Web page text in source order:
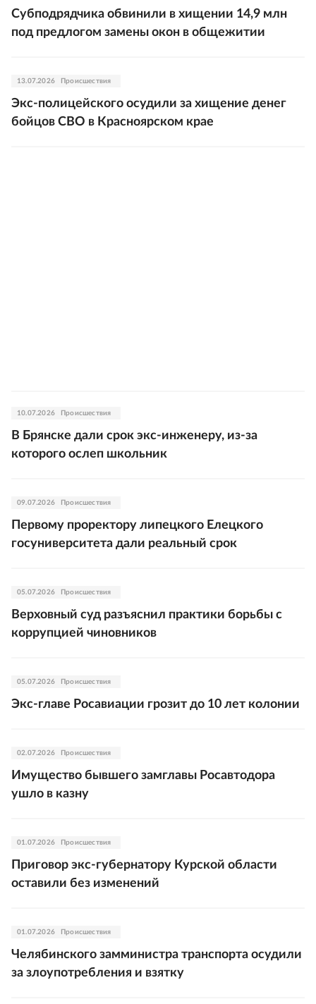
Субподрядчика обвинили в хищении 14,9 млн
под предлогом замены окон в общежитии
13.07.2026 Происшествия
Экс-полицейского осудили за хищение денег
бойцов СВО в Красноярском крае
10.07.2026 Происшествия
В Брянске дали срок экс-инженеру, из-за
которого ослеп школьник
09.07.2026 Происшествия
Первому проректору липецкого Елецкого
госуниверситета дали реальный срок
05.07.2026 Происшествия
Верховный суд разъяснил практики борьбы с
коррупцией чиновников
05.07.2026 Происшествия
Экс-главе Росавиации грозит до 10 лет колонии
02.07.2026 Происшествия
Имущество бывшего замглавы Росавтодора
ушло в казну
01.07.2026 Происшествия
Приговор экс-губернатору Курской области
оставили без изменений
01.07.2026 Происшествия
Челябинского замминистра транспорта осудили
за злоупотребления и взятку